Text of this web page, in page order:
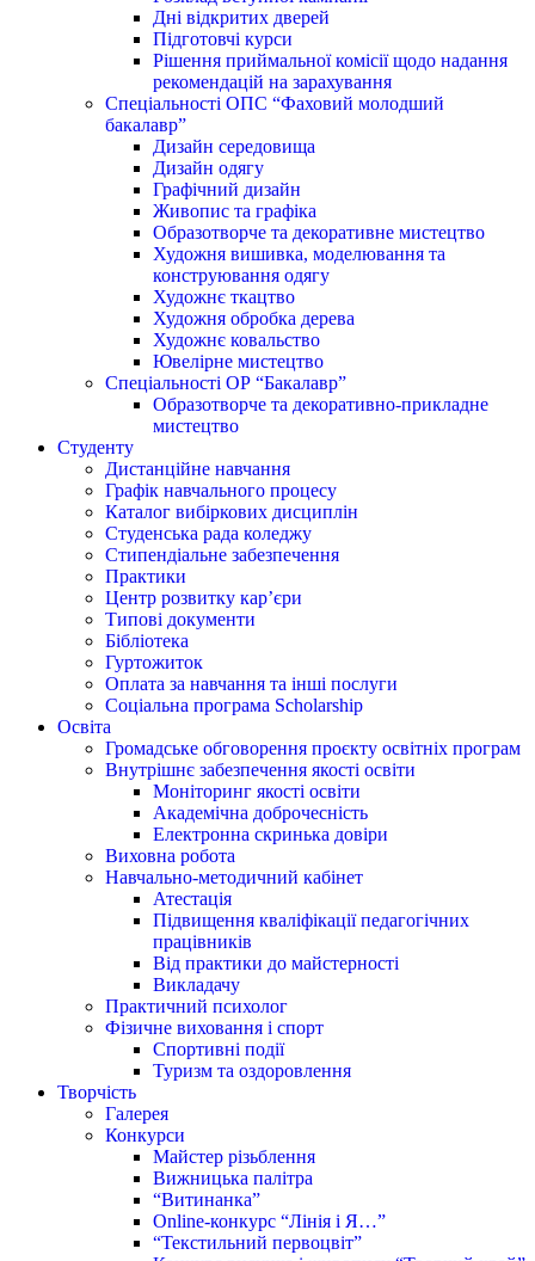
Дні відкритих дверей
Підготовчі курси
Рішення приймальної комісії щодо надання
рекомендацій на зарахування
Спеціальності ОПС “Фаховий молодший
бакалавр”
Дизайн середовища
Дизайн одягу
Графічний дизайн
Живопис та графіка
Образотворче та декоративне мистецтво
Художня вишивка, моделювання та
конструювання одягу
Художнє ткацтво
Художня обробка дерева
Художнє ковальство
Ювелірне мистецтво
Спеціальності ОР “Бакалавр”
Образотворче та декоративно-прикладне
мистецтво
Студенту
Дистанційне навчання
Графік навчального процесу
Каталог вибіркових дисциплін
Студенська рада коледжу
Стипендіальне забезпечення
Практики
Центр розвитку кар’єри
Типові документи
Бібліотека
Гуртожиток
Оплата за навчання та інші послуги
Соціальна програма Scholarship
Освіта
Громадське обговорення проєкту освітніх програм
Внутрішнє забезпечення якості освіти
Моніторинг якості освіти
Академічна доброчесність
Електронна скринька довіри
Виховна робота
Навчально-методичний кабінет
Атестація
Підвищення кваліфікації педагогічних
працівників
Від практики до майстерності
Викладачу
Практичний психолог
Фізичне виховання і спорт
Спортивні події
Туризм та оздоровлення
Творчість
Галерея
Конкурси
Майстер різьблення
Вижницька палітра
“Витинанка”
Online-конкурс “Лінія і Я…”
“Текстильний первоцвіт”